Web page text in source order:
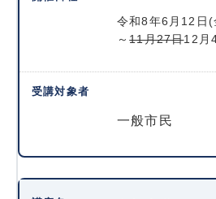
令和8年6月12日(
～11月27日12月
一般市民